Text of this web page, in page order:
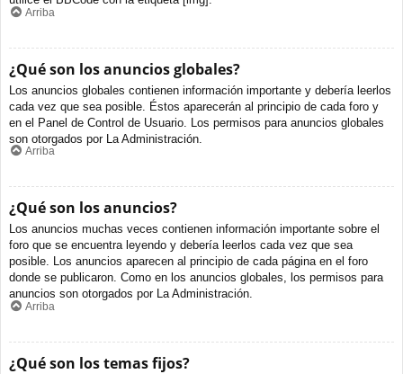
Arriba
¿Qué son los anuncios globales?
Los anuncios globales contienen información importante y debería leerlos
cada vez que sea posible. Éstos aparecerán al principio de cada foro y
en el Panel de Control de Usuario. Los permisos para anuncios globales
son otorgados por La Administración.
Arriba
¿Qué son los anuncios?
Los anuncios muchas veces contienen información importante sobre el
foro que se encuentra leyendo y debería leerlos cada vez que sea
posible. Los anuncios aparecen al principio de cada página en el foro
donde se publicaron. Como en los anuncios globales, los permisos para
anuncios son otorgados por La Administración.
Arriba
¿Qué son los temas fijos?